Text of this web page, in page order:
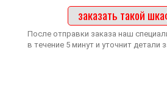
заказать такой
После отправки заказа наш
в течение 5 минут и уточнит детали